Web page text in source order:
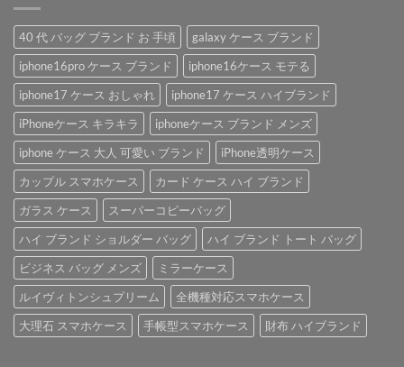
40 代 バッグ ブランド お 手頃
galaxy ケース ブランド
iphone16pro ケース ブランド
iphone16ケース モテる
iphone17 ケース おしゃれ
iphone17 ケース ハイブランド
iPhoneケース キラキラ
iphoneケース ブランド メンズ
iphone ケース 大人 可愛い ブランド
iPhone透明ケース
カップル スマホケース
カード ケース ハイ ブランド
ガラス ケース
スーパーコピーバッグ
ハイ ブランド ショルダー バッグ
ハイ ブランド トート バッグ
ビジネス バッグ メンズ
ミラーケース
ルイヴィトンシュプリーム
全機種対応スマホケース
大理石 スマホケース
手帳型スマホケース 財布 ハイブランド